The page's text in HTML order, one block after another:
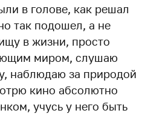
в голове, как решал
так подошел, а не
в жизни, просто
миром, слушаю
наблюдаю за природой
кино абсолютно
учусь у него быть